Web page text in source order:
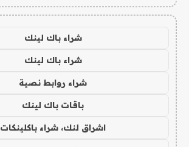
شراء باك لينك
شراء باك لينك
شراء روابط نصية
باقات باك لينك
اشراق لنك، شراء باكلينكات